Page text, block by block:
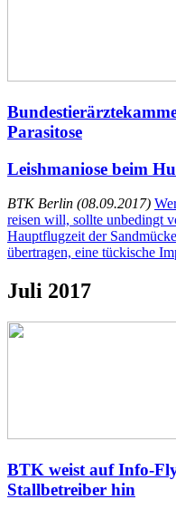
Parasitose
Leishmaniose beim
BTK Berlin (08.09.2017)
reisen will, sollte unbedingt
Hauptflugzeit der
übertragen, eine tückische
Juli 2017
BTK weist auf Info-
Stallbetreiber hin